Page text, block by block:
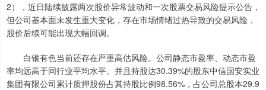
2），近日陆续披露两次股价异常波动和一次股票交易风险提示公告，
但公司基本面未发生重大变化，存在市场情绪过热导致的交易风险，
股价后续可能出现大幅回调。
白银有色当前还存在严重高估风险。公司静态市盈率、动态市盈
率均远高于同行业平均水平。并且持股达30.39%的股东中信国安实业
集团有限公司累计质押股份占其持股比例98.56%，占公司总股本29.9